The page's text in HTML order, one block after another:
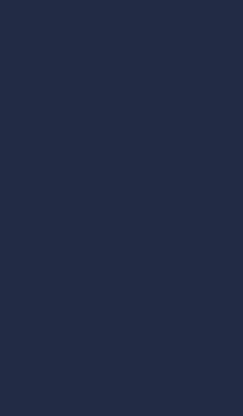
européenne,